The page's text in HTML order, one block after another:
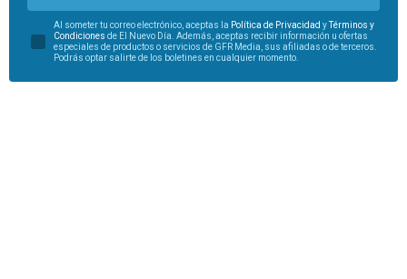
Al someter tu correo electrónico, aceptas la Política de Privacidad yTérminos y
Condiciones de El Nuevo Día. Además, aceptas recibir información u ofertas
especiales de productos o servicios de GFR Media, sus afiliadas o de terceros.
Podrás optar salirte de los boletines en cualquier momento.